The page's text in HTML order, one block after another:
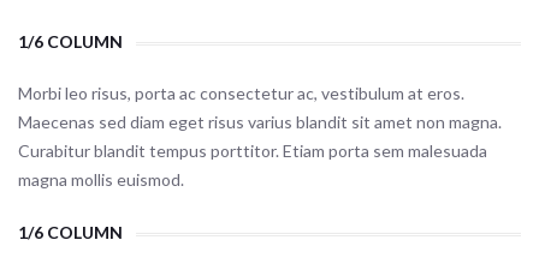
1/6 COLUMN
Morbi leo risus, porta ac consectetur ac, vestibulum at eros.
Maecenas sed diam eget risus varius blandit sit amet non magna.
Curabitur blandit tempus porttitor. Etiam porta sem malesuada
magna mollis euismod.
1/6 COLUMN